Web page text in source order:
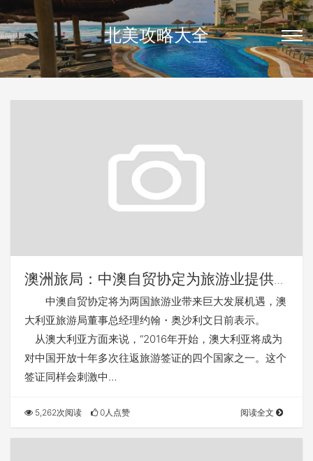
北美攻略大全
澳洲旅局：中澳自贸协定为旅游业提供发
展机遇
中澳自贸协定将为两国旅游业带来巨大发展机遇，澳
大利亚旅游局董事总经理约翰・奥沙利文日前表示。
从澳大利亚方面来说，“2016年开始，澳大利亚将成为
对中国开放十年多次往返旅游签证的四个国家之一。这个
签证同样会刺激中…
5,262次阅读 0人点赞 阅读全文